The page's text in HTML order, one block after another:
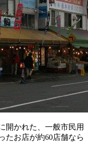
開かれた、一般市民用
たお店が約60店舗なら